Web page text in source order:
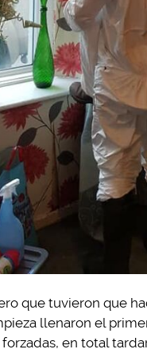
que tuvieron que
llenaron el
en total